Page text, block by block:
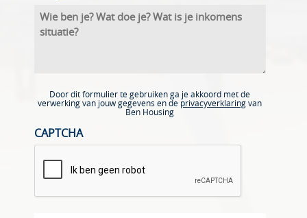
Door dit formulier te gebruiken ga je akkoord met de
verwerking van jouw gegevens en de privacyverklaring van
Ben Housing
CAPTCHA